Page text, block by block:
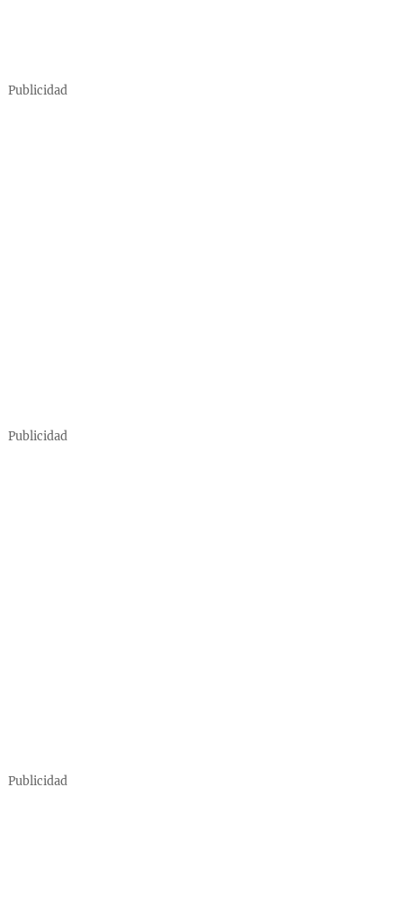
Publicidad
Publicidad
Publicidad